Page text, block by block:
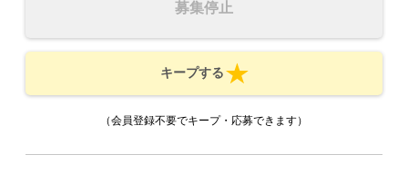
募集停止
キープする
（会員登録不要でキープ・応募できます）